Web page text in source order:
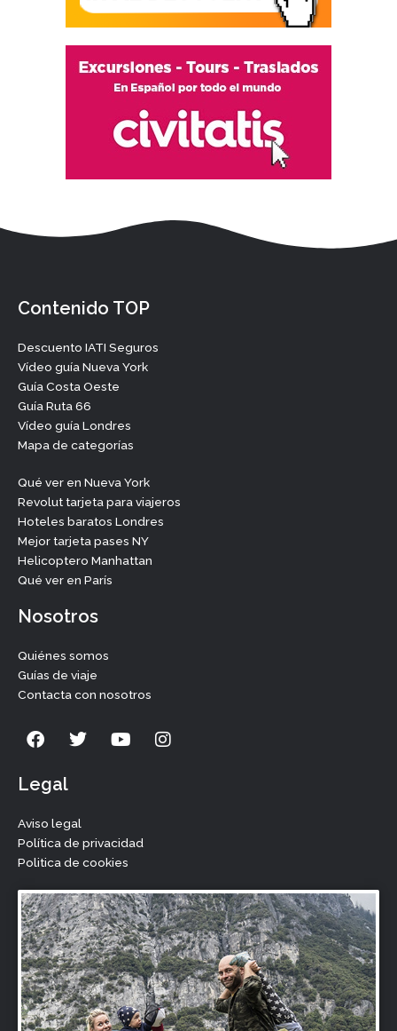
Contenido TOP
Descuento IATI Seguros
Vídeo guía Nueva York
Guía Costa Oeste
Guía Ruta 66
Vídeo guía Londres
Mapa de categorías
Qué ver en Nueva York
Revolut tarjeta para viajeros
Hoteles baratos Londres
Mejor tarjeta pases NY
Helicoptero Manhattan
Qué ver en París
Nosotros
Quiénes somos
Guías de viaje
Contacta con nosotros
F
a
e
b
o
o
k
T
w
e
r
Y
o
e
I
n
Legal
Aviso legal
Política de privacidad
Politica de cookies